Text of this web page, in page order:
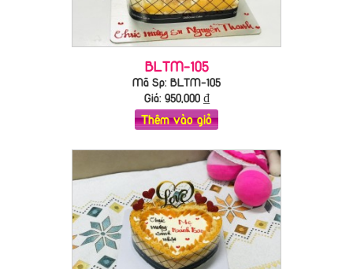
BLTM-105
Mã Sp: BLTM-105
Giá: 950,000₫
Thêm vào giỏ